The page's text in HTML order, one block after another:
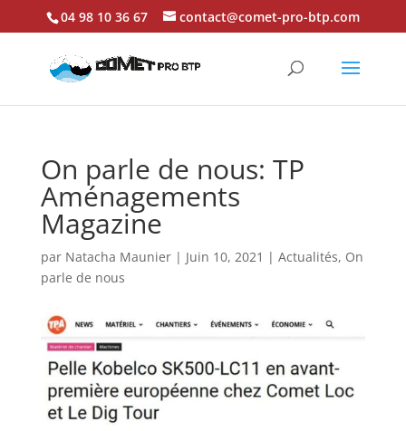
04 98 10 36 67 contact@comet-pro-btp.com
On parle de nous: TP
Aménagements
Magazine
par Natacha Maunier| Juin 10, 2021 | Actualités, On
parle de nous